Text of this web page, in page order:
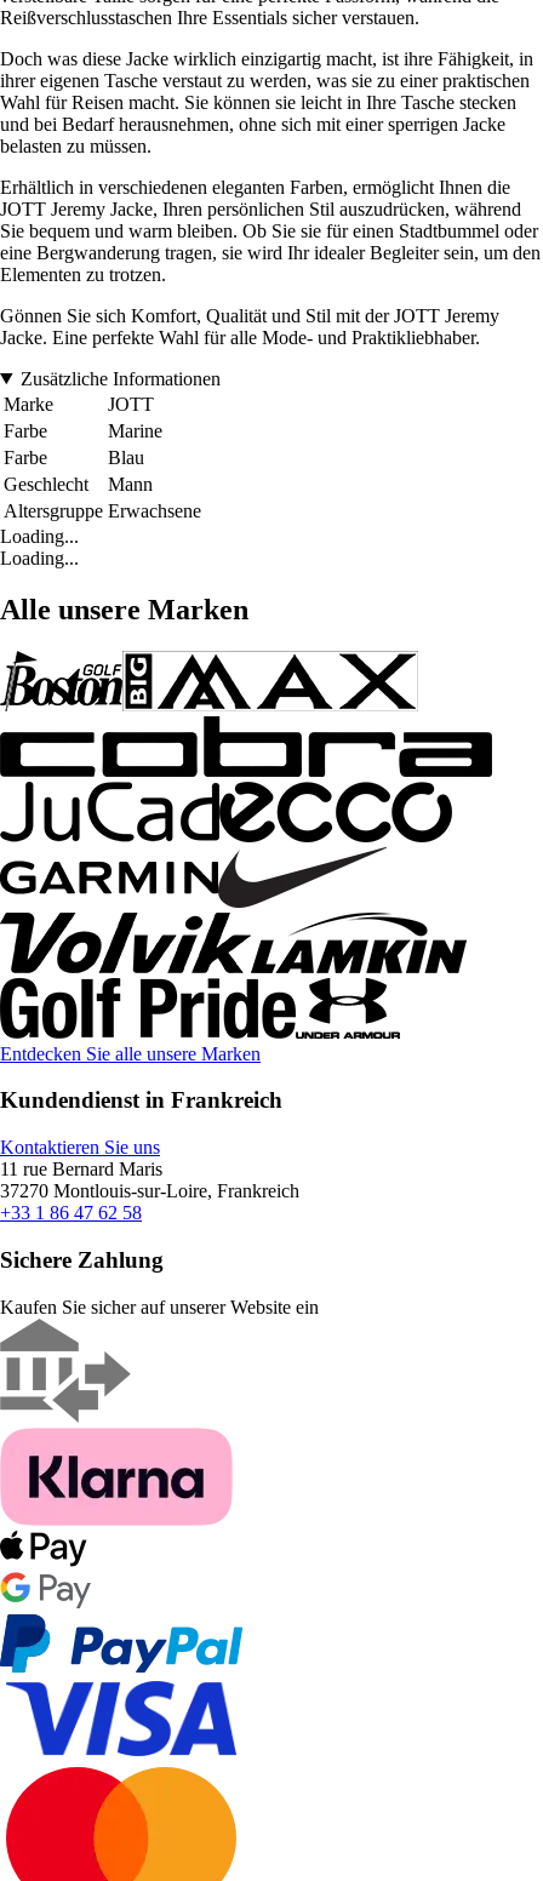
Reißverschlusstaschen Ihre Essentials sicher verstauen.
Doch was diese Jacke wirklich einzigartig macht, ist ihre Fähigkeit, in
ihrer eigenen Tasche verstaut zu werden, was sie zu einer praktischen
Wahl für Reisen macht. Sie können sie leicht in Ihre Tasche stecken
und bei Bedarf herausnehmen, ohne sich mit einer sperrigen Jacke
belasten zu müssen.
Erhältlich in verschiedenen eleganten Farben, ermöglicht Ihnen die
JOTT Jeremy Jacke, Ihren persönlichen Stil auszudrücken, während
Sie bequem und warm bleiben. Ob Sie sie für einen Stadtbummel oder
eine Bergwanderung tragen, sie wird Ihr idealer Begleiter sein, um den
Elementen zu trotzen.
Gönnen Sie sich Komfort, Qualität und Stil mit der JOTT Jeremy
Jacke. Eine perfekte Wahl für alle Mode- und Praktikliebhaber.
Zusätzliche Informationen
Marke
JOTT
Farbe
Marine
Farbe
Blau
Geschlecht
Mann
Altersgruppe Erwachsene
Loading...
Loading...
Alle unsere Marken
Entdecken Sie alle unsere Marken
Kundendienst in Frankreich
Kontaktieren Sie uns
11 rue Bernard Maris
37270 Montlouis-sur-Loire, Frankreich
+33 1 86 47 62 58
Sichere Zahlung
Kaufen Sie sicher auf unserer Website ein